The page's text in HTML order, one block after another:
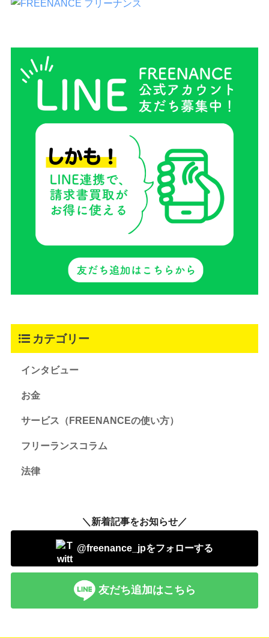
カテゴリー
インタビュー
お金
サービス（FREENANCEの使い方）
フリーランスコラム
法律
＼新着記事をお知らせ／
@freenance_jpをフォローする
友だち追加はこちら